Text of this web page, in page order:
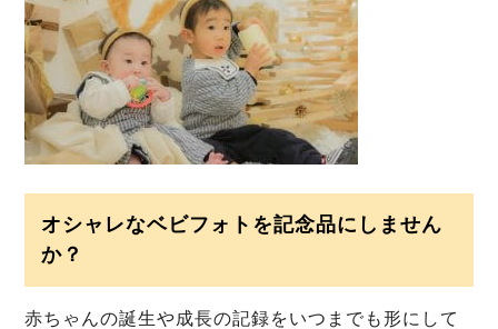
オシャレなベビフォトを記念品にしません
か？
赤ちゃんの誕生や成長の記録をいつまでも形にして